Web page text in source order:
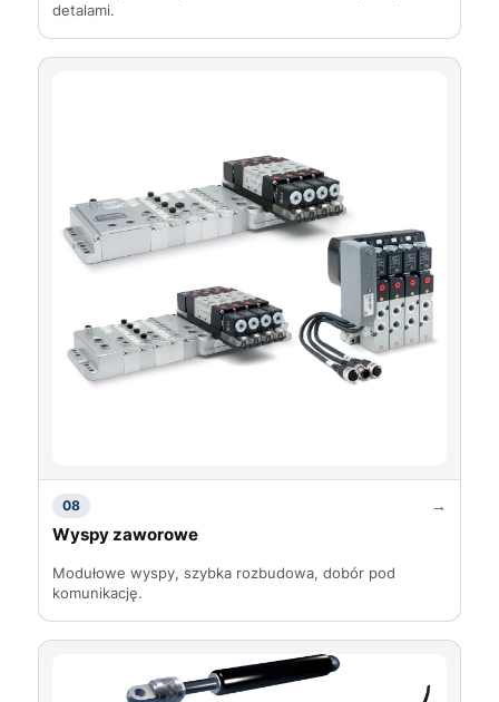
detalami.
08 →
Wyspy zaworowe
Modułowe wyspy, szybka rozbudowa, dobór pod
komunikację.